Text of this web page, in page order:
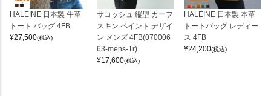
HALEINE 日本製 牛革
トート バッグ 4FB
¥27,500(税込)
サコッシュ 縦型 カーフ
スキン ペイント デザイ
ン メンズ 4FB(070006
63-mens-1r)
¥17,600(税込)
HALEINE 日本製 本革
トートバッグ レディー
ス 4FB
¥24,200(税込)